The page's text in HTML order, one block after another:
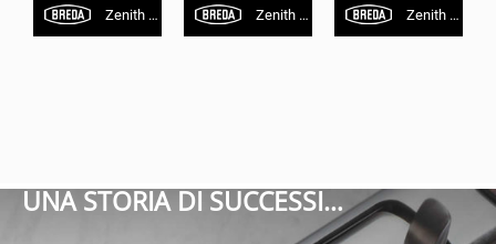
Zenith SL Dark Mirror Zenith SL Ice Mirror Zenith L Black
UNA STORIA DI SUCCESSI…